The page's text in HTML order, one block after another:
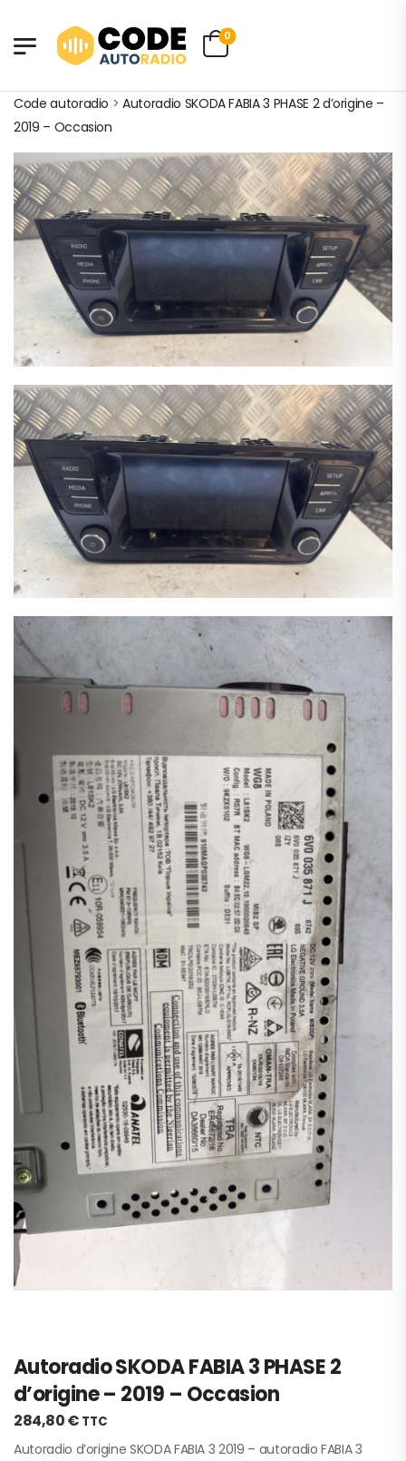
0
Code autoradio >Autoradio SKODA FABIA 3 PHASE 2 d’origine –
2019 – Occasion
Autoradio SKODA FABIA 3 PHASE 2
d’origine – 2019 – Occasion
284,80€ TTC
Autoradio d’origine SKODA FABIA 3 2019 – autoradio FABIA 3